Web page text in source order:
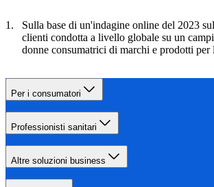
Sulla base di un'indagine online del 2023
clienti condotta a livello globale su un
donne consumatrici di marchi e prodotti per
Per i consumatori
Professionisti sanitari
Altre soluzioni business